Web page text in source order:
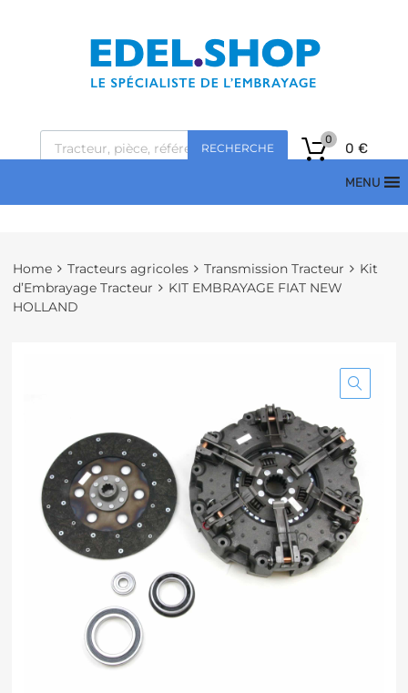
RECHERCHE 0 €
0
MENU
Home Tracteurs agricoles Transmission Tracteur
Kit
d’Embrayage Tracteur
KIT EMBRAYAGE FIAT NEW
HOLLAND